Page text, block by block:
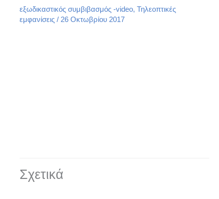
εξωδικαστικός συμβιβασμός -video, Τηλεοπτικές
εμφανίσεις / 26 Οκτωβρίου 2017
Σχετικά